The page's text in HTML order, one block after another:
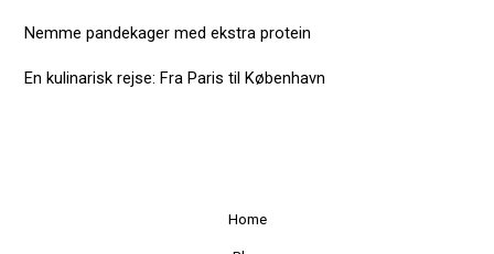
Nemme pandekager med ekstra protein
En kulinarisk rejse: Fra Paris til København
Home